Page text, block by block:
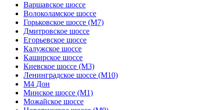
Варшавское шоссе
Волоколамское шоссе
Горьковское шоссе (М7)
Дмитровское шоссе
Егорьевское шоссе
Калужское шоссе
Каширское шоссе
Киевское шоссе (М3)
Ленинградское шоссе (М10)
М4 Дон
Минское шоссе (М1)
Можайское шоссе